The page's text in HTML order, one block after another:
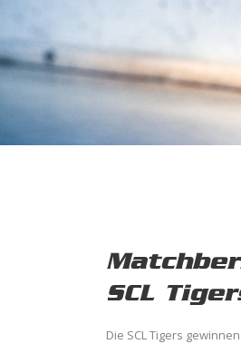
SCL
Die SCL Tigers